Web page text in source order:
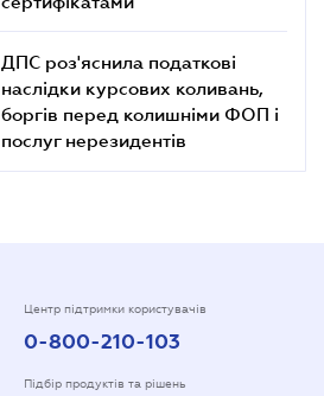
ДПС роз'яснила податкові
наслідки курсових коливань,
боргів перед колишніми ФОП і
послуг нерезидентів
Центр підтримки користувачів
0-800-210-103
Підбір продуктів та рішень